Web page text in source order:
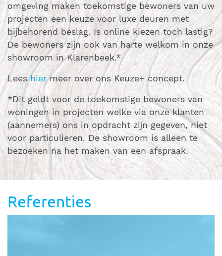
omgeving maken toekomstige bewoners van uw
projecten een keuze voor luxe deuren met
bijbehorend beslag. Is online kiezen toch lastig?
De bewoners zijn ook van harte welkom in onze
showroom in Klarenbeek.*
Leeshiermeer over ons Keuze+ concept.
*Dit geldt voor de toekomstige bewoners van
woningen in projecten welke via onze klanten
(aannemers) ons in opdracht zijn gegeven, niet
voor particulieren. De showroom is alleen te
bezoeken na het maken van een afspraak.
Referenties